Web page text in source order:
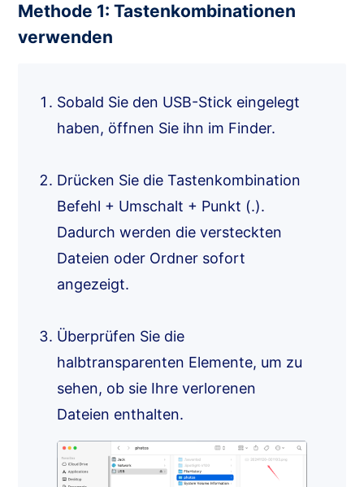
Methode 1: Tastenkombinationen
verwenden
Sobald Sie den USB-Stick eingelegt
haben, öffnen Sie ihn im Finder.
Drücken Sie die Tastenkombination
Befehl + Umschalt + Punkt (.).
Dadurch werden die versteckten
Dateien oder Ordner sofort
angezeigt.
Überprüfen Sie die
halbtransparenten Elemente, um zu
sehen, ob sie Ihre verlorenen
Dateien enthalten.